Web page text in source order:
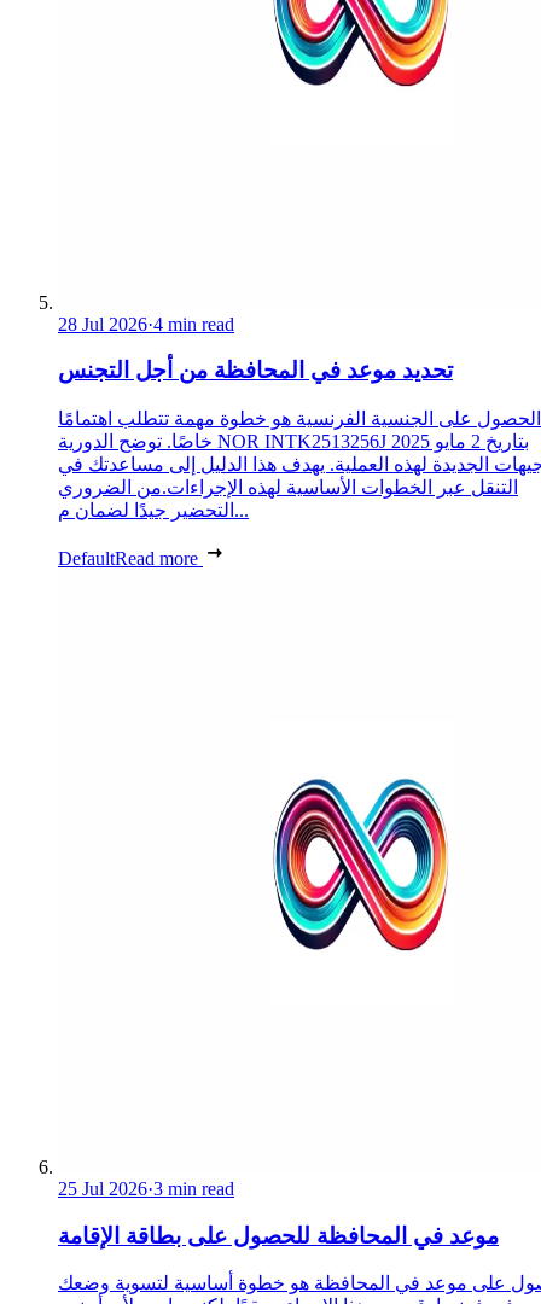
28 Jul 2026·4 min read
تحديد موعد في المحافظة من أجل التجنس
الحصول على الجنسية الفرنسية هو خطوة مهمة تتطلب اهتمامًا
خاصًا. توضح الدورية NOR INTK2513256J بتاريخ 2 مايو 2025
الجديدة لهذه العملية. يهدف هذا الدليل إلى مساعدتك في
التنقل عبر الخطوات الأساسية لهذه الإجراءات.من الضروري
التحضير جيدًا لضمان م...
DefaultRead more
25 Jul 2026·3 min read
موعد في المحافظة للحصول على بطاقة الإقامة
على موعد في المحافظة هو خطوة أساسية لتسوية وضعك